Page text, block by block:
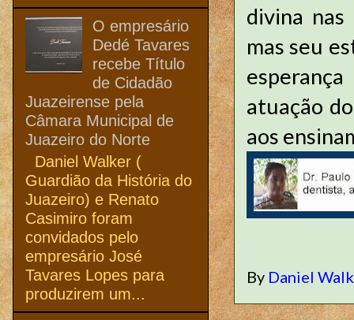
divina nas
mas seu
atuação
aos
By Daniel
O empresário
Dedé Tavares
recebe Título
de Cidadão
Juazeirense pela
Câmara Municipal de
Juazeiro do Norte
Daniel Walker (
Guardião da História do
Juazeiro) e Renato
Casimiro foram
convidados pelo
empresário José
Tavares Lopes para
produzirem um...